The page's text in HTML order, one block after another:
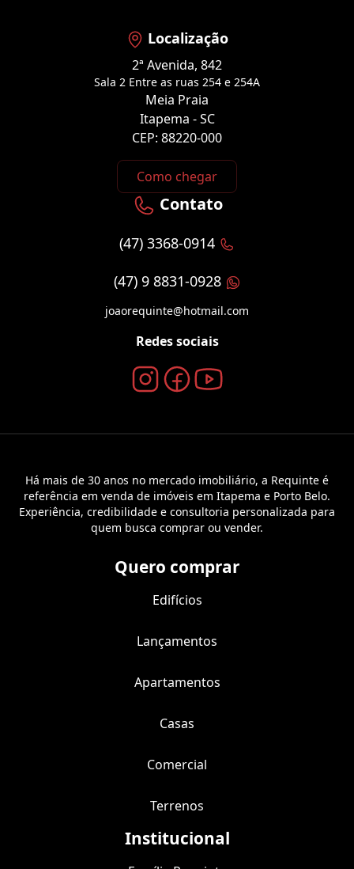
Localização
2ª Avenida, 842
Sala 2 Entre as ruas 254 e 254A
Meia Praia
Itapema - SC
CEP: 88220-000
Como chegar
Contato
(47) 3368-0914
(47) 9 8831-0928
joaorequinte@hotmail.com
Redes sociais
Há mais de 30 anos no mercado imobiliário, a Requinte é
referência em venda de imóveis em Itapema e Porto Belo.
Experiência, credibilidade e consultoria personalizada para
quem busca comprar ou vender.
Quero comprar
Edifícios
Lançamentos
Apartamentos
Casas
Comercial
Terrenos
Institucional